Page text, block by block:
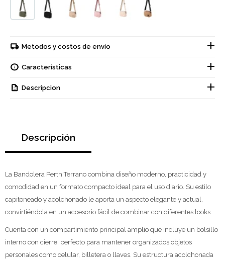
Metodos y costos de envío
Características
Descripcion
Descripción
La Bandolera Perth Terrano combina diseño moderno, practicidad y
comodidad en un formato compacto ideal para el uso diario. Su estilo
capitoneado y acolchonado le aporta un aspecto elegante y actual,
convirtiéndola en un accesorio fácil de combinar con diferentes looks.
Cuenta con un compartimiento principal amplio que incluye un bolsillo
interno con cierre, perfecto para mantener organizados objetos
personales como celular, billetera o llaves. Su estructura acolchonada